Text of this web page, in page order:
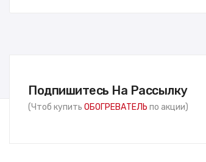
Подпишитесь На Рассылку
(Чтоб купить ОБОГРЕВАТЕЛЬ по акции)